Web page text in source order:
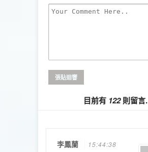
目前有 122則留言.
李鳳蘭
15:44:38